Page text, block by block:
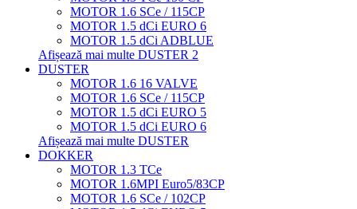
MOTOR 1.6 SCe / 115CP
MOTOR 1.5 dCi EURO 6
MOTOR 1.5 dCi ADBLUE
Afișează mai multe DUSTER 2
DUSTER
MOTOR 1.6 16 VALVE
MOTOR 1.6 SCe / 115CP
MOTOR 1.5 dCi EURO 5
MOTOR 1.5 dCi EURO 6
Afișează mai multe DUSTER
DOKKER
MOTOR 1.3 TCe
MOTOR 1.6MPI Euro5/83CP
MOTOR 1.6 SCe / 102CP